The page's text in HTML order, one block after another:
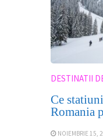
DESTINATII
Ce
Romania
NOIEMBRIE 15,